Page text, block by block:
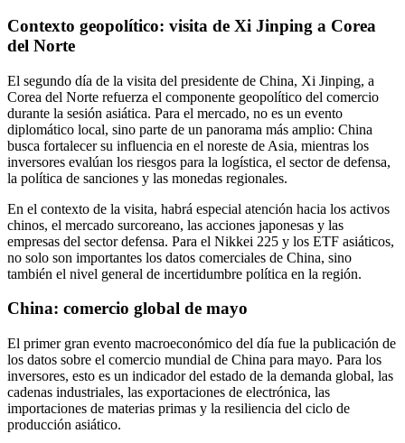
Contexto geopolítico: visita de Xi Jinping a Corea
del Norte
El segundo día de la visita del presidente de China, Xi Jinping, a
Corea del Norte refuerza el componente geopolítico del comercio
durante la sesión asiática. Para el mercado, no es un evento
diplomático local, sino parte de un panorama más amplio: China
busca fortalecer su influencia en el noreste de Asia, mientras los
inversores evalúan los riesgos para la logística, el sector de defensa,
la política de sanciones y las monedas regionales.
En el contexto de la visita, habrá especial atención hacia los activos
chinos, el mercado surcoreano, las acciones japonesas y las
empresas del sector defensa. Para el Nikkei 225 y los ETF asiáticos,
no solo son importantes los datos comerciales de China, sino
también el nivel general de incertidumbre política en la región.
China: comercio global de mayo
El primer gran evento macroeconómico del día fue la publicación de
los datos sobre el comercio mundial de China para mayo. Para los
inversores, esto es un indicador del estado de la demanda global, las
cadenas industriales, las exportaciones de electrónica, las
importaciones de materias primas y la resiliencia del ciclo de
producción asiático.